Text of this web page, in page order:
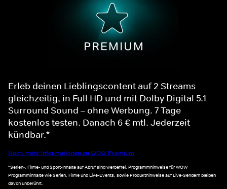
Erleb deinen Lieblingscontent auf 2 Streams
gleichzeitig, in Full HD und mit Dolby Digital 5.1
Surround Sound – ohne Werbung. 7 Tage
kostenlos testen. Danach 6 € mtl. Jederzeit
kündbar.*
Noch mehr Informationen zu WOW Premium
*Serien-, Filme- und Sport-Inhalte auf Abruf sind werbefrei. Programmhinweise für WOW
Programminhalte wie Serien, Filme und Live-Events, sowie Produkthinweise auf Live-Sendern bleiben
davon unberührt.